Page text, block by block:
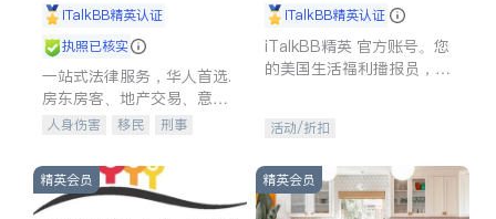
iTalkBB精英认证
执照已核实
一站式法律服务，华人首选.
房东房客、地产交易、意外
伤害、车祸重伤、商业诉
建筑合同、刑事案件全包办
人身伤害 移民
刑事
信托/遗嘱
商业
索赔
律师-其它 保释
iTalkBB精英认证
iTalkBB精英 官方账号。您
的美国生活福利播报员，精
专属福利。
活动/折扣
精英会员 精英会员